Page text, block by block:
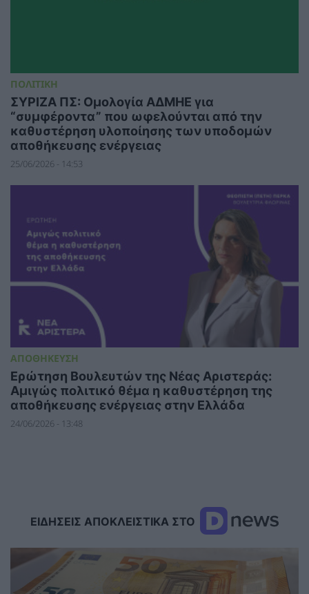
ΠΟΛΙΤΙΚΗ
ΣΥΡΙΖΑ ΠΣ: Ομολογία ΑΔΜΗΕ για
“συμφέροντα” που ωφελούνται από την
καθυστέρηση υλοποίησης των υποδομών
αποθήκευσης ενέργειας
25/06/2026 - 14:53
ΑΠΟΘΗΚΕΥΣΗ
Ερώτηση Βουλευτών της Νέας Αριστεράς:
Αμιγώς πολιτικό θέμα η καθυστέρηση της
αποθήκευσης ενέργειας στην Ελλάδα
24/06/2026 - 13:48
ΕΙΔΗΣΕΙΣ ΑΠΟΚΛΕΙΣΤΙΚΑ ΣΤΟ